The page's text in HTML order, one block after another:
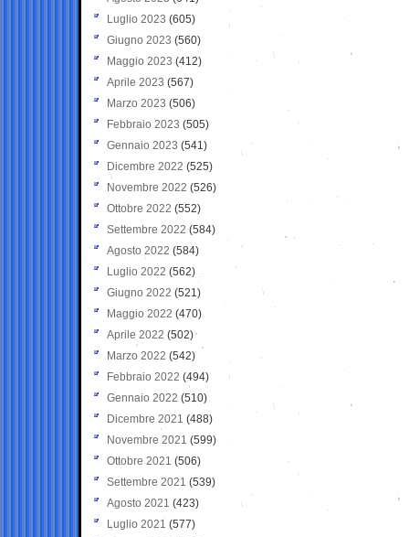
Luglio 2023 (605)
Giugno 2023 (560)
Maggio 2023 (412)
Aprile 2023 (567)
Marzo 2023 (506)
Febbraio 2023 (505)
Gennaio 2023 (541)
Dicembre 2022 (525)
Novembre 2022 (526)
Ottobre 2022 (552)
Settembre 2022 (584)
Agosto 2022 (584)
Luglio 2022 (562)
Giugno 2022 (521)
Maggio 2022 (470)
Aprile 2022 (502)
Marzo 2022 (542)
Febbraio 2022 (494)
Gennaio 2022 (510)
Dicembre 2021 (488)
Novembre 2021 (599)
Ottobre 2021 (506)
Settembre 2021 (539)
Agosto 2021 (423)
Luglio 2021 (577)